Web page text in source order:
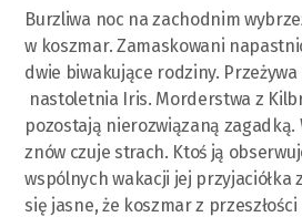
Burzliwa noc na zachodnim
w koszmar. Zamaskowani
dwie biwakujące rodziny.
nastoletnia Iris. Morderstwa z
pozostają nierozwiązaną zagadką.
znów czuje strach. Ktoś ją
wspólnych wakacji jej przyjaciółka
się jasne, że koszmar z przeszłości